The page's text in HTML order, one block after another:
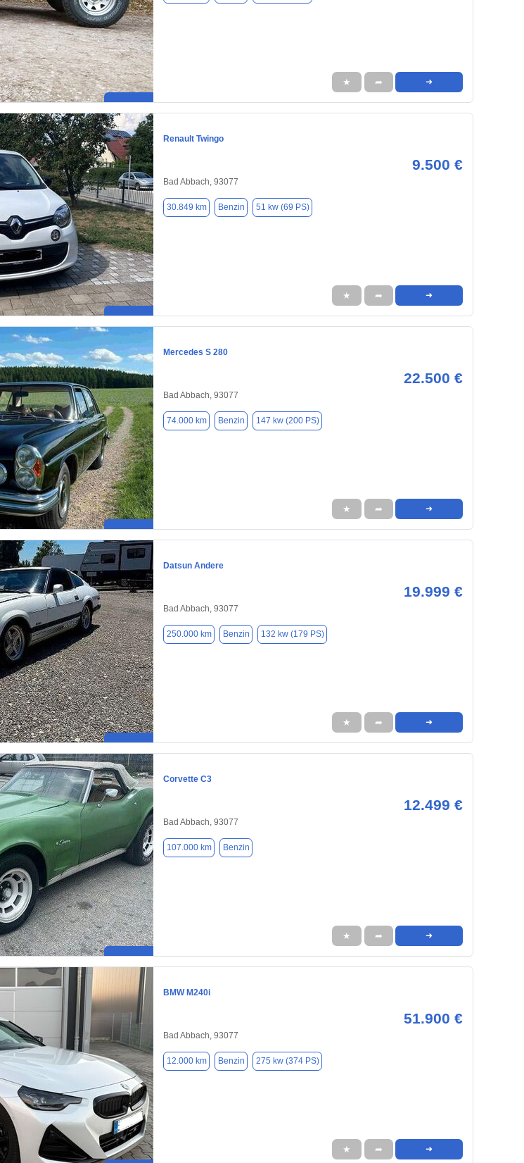
★ ➦ ➜
Renault Twingo
9.500 €
Bad Abbach, 93077
30.849 km Benzin 51 kw (69 PS)
★ ➦ ➜
Mercedes S 280
22.500 €
Bad Abbach, 93077
74.000 km Benzin 147 kw (200 PS)
★ ➦ ➜
Datsun Andere
19.999 €
Bad Abbach, 93077
250.000 km Benzin 132 kw (179 PS)
★ ➦ ➜
Corvette C3
12.499 €
Bad Abbach, 93077
107.000 km Benzin
★ ➦ ➜
BMW M240i
51.900 €
Bad Abbach, 93077
12.000 km Benzin 275 kw (374 PS)
★ ➦ ➜